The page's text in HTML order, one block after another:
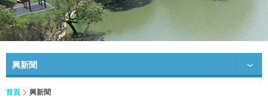
興新聞
首頁 興新聞